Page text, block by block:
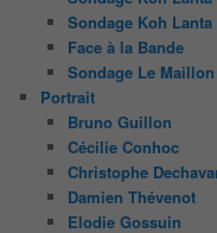
Sondage Koh Lanta
Face à la Bande
Sondage Le
Portrait
Bruno Guillon
Cécilie Conhoc
Christophe
Damien Thévenot
Elodie Gossuin